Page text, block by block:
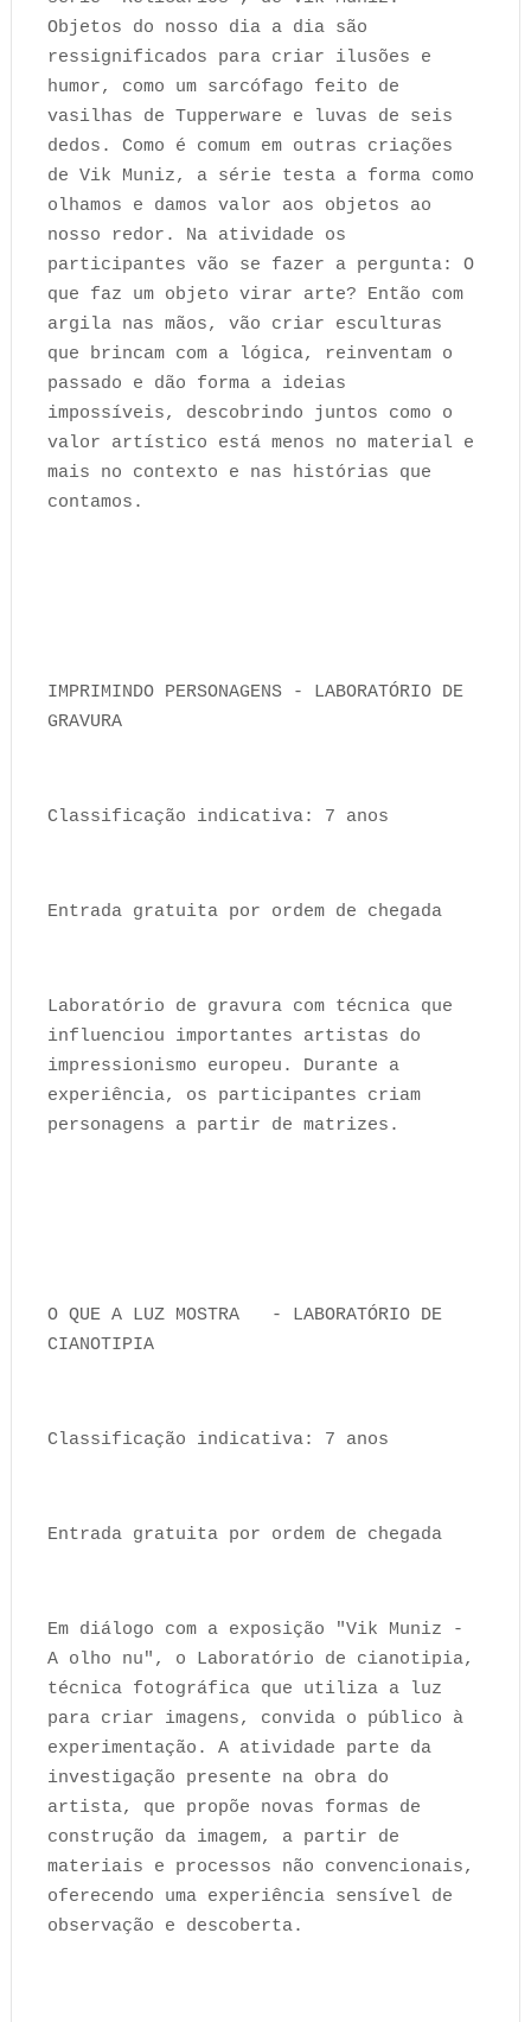
Objetos do nosso dia a dia são
ressignificados para criar ilusões e
humor, como um sarcófago feito de
vasilhas de Tupperware e luvas de seis
dedos. Como é comum em outras criações
de Vik Muniz, a série testa a forma como
olhamos e damos valor aos objetos ao
nosso redor. Na atividade os
participantes vão se fazer a pergunta: O
que faz um objeto virar arte? Então com
argila nas mãos, vão criar esculturas
que brincam com a lógica, reinventam o
passado e dão forma a ideias
impossíveis, descobrindo juntos como o
valor artístico está menos no material e
mais no contexto e nas histórias que
contamos.
IMPRIMINDO PERSONAGENS - LABORATÓRIO DE
GRAVURA
Classificação indicativa: 7 anos
Entrada gratuita por ordem de chegada
Laboratório de gravura com técnica que
influenciou importantes artistas do
impressionismo europeu. Durante a
experiência, os participantes criam
personagens a partir de matrizes.
O QUE A LUZ MOSTRA - LABORATÓRIO DE
CIANOTIPIA
Classificação indicativa: 7 anos
Entrada gratuita por ordem de chegada
Em diálogo com a exposição "Vik Muniz -
A olho nu", o Laboratório de cianotipia,
técnica fotográfica que utiliza a luz
para criar imagens, convida o público à
experimentação. A atividade parte da
investigação presente na obra do
artista, que propõe novas formas de
construção da imagem, a partir de
materiais e processos não convencionais,
oferecendo uma experiência sensível de
observação e descoberta.